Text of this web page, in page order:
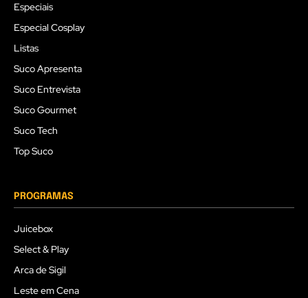
Especiais
Especial Cosplay
Listas
Suco Apresenta
Suco Entrevista
Suco Gourmet
Suco Tech
Top Suco
PROGRAMAS
Juicebox
Select & Play
Arca de Sigil
Leste em Cena